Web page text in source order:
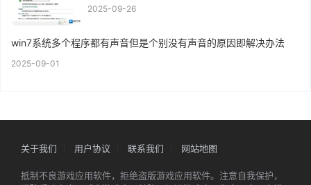
2025-09-26
win7系统多个程序都有声音但是个别没有声音的原因即解决办法
2025-09-01
关于我们 用户协议 联系我们 网站地图
抵制不良游戏应用软件，拒绝盗版游戏应用软件。注意自我保护，